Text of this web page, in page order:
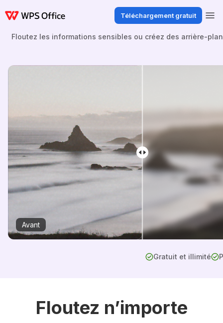
Téléchargement gratuit
Floutez les informations sensibles ou créez des arrière-
Avant
Gratuit et illimité
Floutez n’importe